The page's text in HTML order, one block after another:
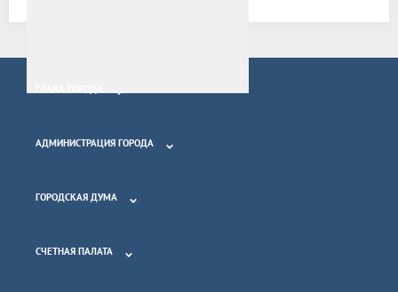
АДМИНИСТРАЦИЯ ГОРОДА
ГОРОДСКАЯ ДУМА
СЧЕТНАЯ ПАЛАТА